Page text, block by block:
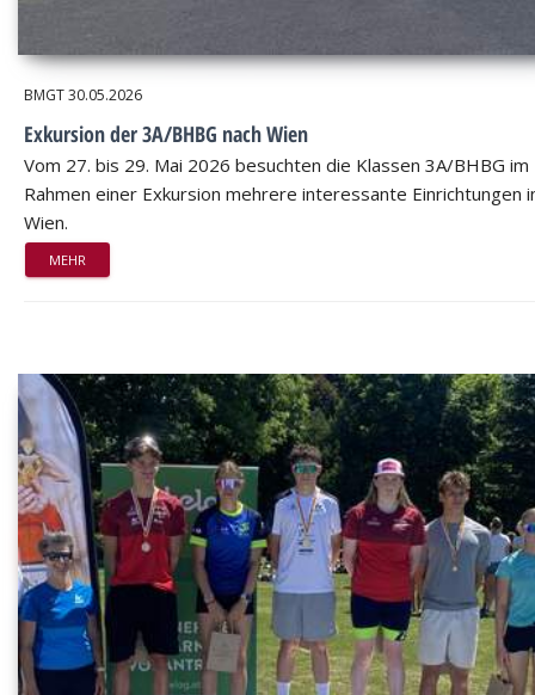
BMGT30.05.2026
Exkursion der 3A/BHBG nach Wien
Vom 27. bis 29. Mai 2026 besuchten die Klassen 3A/BHBG im
Rahmen einer Exkursion mehrere interessante Einrichtungen
Wien.
MEHR